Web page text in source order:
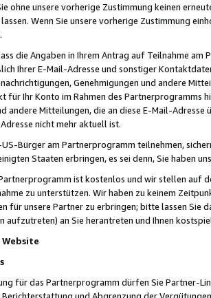
ohne unsere vorherige Zustimmung keinen
Wenn Sie unsere vorherige Zustimmung
die Angaben in Ihrem Antrag auf Teilnahme
Ihrer E-Mail-Adresse und sonstiger
Genehmigungen und andere
für Ihr Konto im Rahmen des Partnerprogramms
andere Mitteilungen, die an diese E-Mail-
nicht mehr aktuell ist.
Bürger am Partnerprogramm teilnehmen,
Staaten erbringen, es sei denn, Sie haben
ist kostenlos und wir stellen auf
zu unterstützen. Wir haben zu keinem
für unsere Partner zu erbringen; bitte lassen Sie
aufzutreten) an Sie herantreten und Ihnen
für das Partnerprogramm dürfen Sie Partner-
und Abgrenzung der